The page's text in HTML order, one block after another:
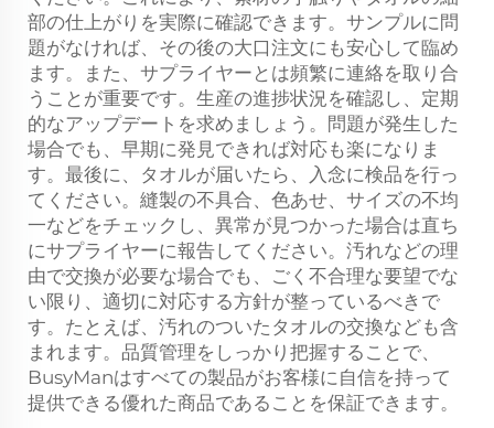
部の仕上がりを実際に確認できます。サンプルに問
題がなければ、その後の大口注文にも安心して臨め
ます。また、サプライヤーとは頻繁に連絡を取り合
うことが重要です。生産の進捗状況を確認し、定期
的なアップデートを求めましょう。問題が発生した
場合でも、早期に発見できれば対応も楽になりま
す。最後に、タオルが届いたら、入念に検品を行っ
てください。縫製の不具合、色あせ、サイズの不均
一などをチェックし、異常が見つかった場合は直ち
にサプライヤーに報告してください。汚れなどの理
由で交換が必要な場合でも、ごく不合理な要望でな
い限り、適切に対応する方針が整っているべきで
す。たとえば、汚れのついたタオルの交換なども含
まれます。品質管理をしっかり把握することで、
BusyManはすべての製品がお客様に自信を持って
提供できる優れた商品であることを保証できます。